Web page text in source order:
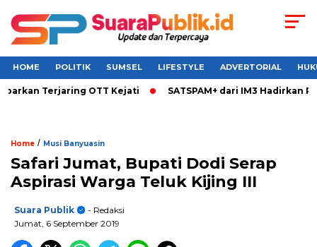
HOME POLITIK SUMSEL LIFESTYLE ADVERTORIAL
Terjaring OTT Kejati SATSPAM+ dari IM3 Hadirkan
Home / Musi Banyuasin
Safari Jumat, Bupati Dodi Serap
Aspirasi Warga Teluk Kijing III
Suara Publik
- Redaksi
Jumat, 6 September 2019